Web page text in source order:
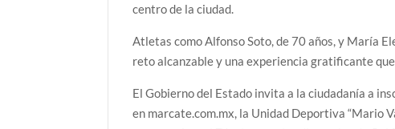
centro de la ciudad.
Atletas como Alfonso Soto, de 70 años, y María
reto alcanzable y una experiencia gratificante
El Gobierno del Estado invita a la ciudadanía a
en marcate.com.mx, la Unidad Deportiva “Mario